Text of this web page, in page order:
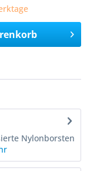
Nylonborsten